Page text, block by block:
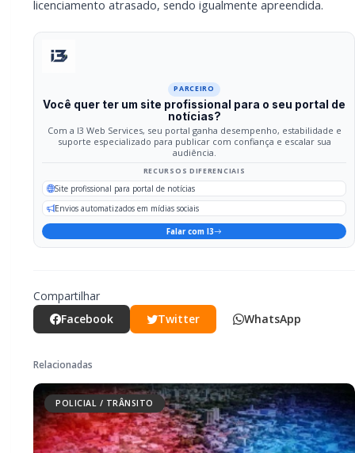
do Detran, com as autuações correspondentes.
LEIA TAMBÉM
Mulher é espancada com fio elétrico e sofre
graves ferimentos nos olhos em Marechal
Rondon
Homem agride esposa e foge após ser flagrado
com mensagens de traição no celular em
Marechal Rondon
licenciamento atrasado, sendo igualmente apreendida.
PARCEIRO
Você quer ter um site profissional para o seu portal de
notícias?
Com a I3 Web Services, seu portal ganha desempenho, estabilidade e
suporte especializado para publicar com confiança e escalar sua
audiência.